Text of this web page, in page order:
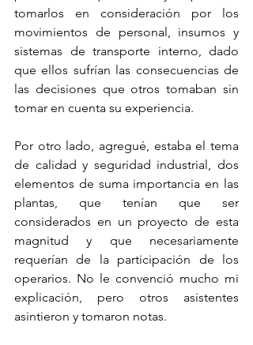
tomarlos en consideración por los
movimientos de personal, insumos y
sistemas de transporte interno, dado
que ellos sufrían las consecuencias de
las decisiones que otros tomaban sin
tomar en cuenta su experiencia.
Por otro lado, agregué, estaba el tema
de calidad y seguridad industrial, dos
elementos de suma importancia en las
plantas, que tenían que ser
considerados en un proyecto de esta
magnitud y que necesariamente
requerían de la participación de los
operarios. No le convenció mucho mi
explicación, pero otros asistentes
asintieron y tomaron notas.